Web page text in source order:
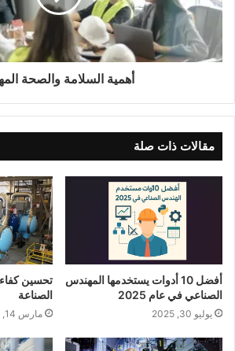
أهمية السلامة والصحة
مقالات ذات صلة
أفضل 10 أدوات يستخدمها المهندس
الصناعي في عام 2025
يوليو 30, 2025
تحسين
الصناعة
مارس 14, 2024